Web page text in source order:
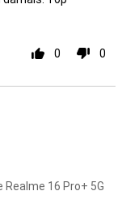
0 0
16 Pro+ 5G